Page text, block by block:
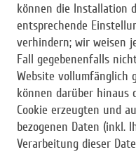
können die Installation
entsprechende
verhindern; wir weisen
Fall gegebenenfalls
Website vollumfänglich
können darüber hinaus
Cookie erzeugten und
bezogenen Daten (inkl.
Verarbeitung dieser